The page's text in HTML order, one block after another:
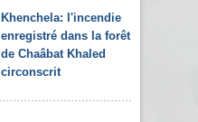
Khenchela: l'incendie
enregistré dans la forêt
de Chaâbat Khaled
circonscrit